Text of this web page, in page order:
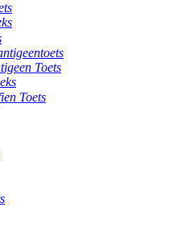
Toets
Toets